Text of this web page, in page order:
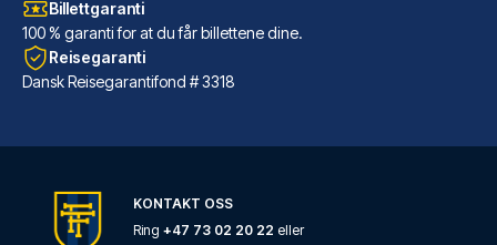
LES MER OM HOTELLET
Billettgaranti
100 % garanti for at du får billettene dine.
Reisegaranti
Dansk Reisegarantifond # 3318
KONTAKT OSS
Ring +47 73 02 20 22 eller